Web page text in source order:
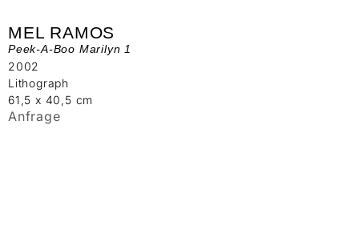
MEL RAMOS
Peek-A-Boo Marilyn 1
2002
Lithograph
61,5 x 40,5 cm
Anfrage